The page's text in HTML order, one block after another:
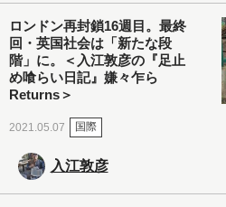
ロンドン再封鎖16週目。最終
回・英国社会は「新たな段
階」に。＜入江敦彦の『足止
め喰らい日記』嫌々乍ら
Returns＞
2021.05.07 国際
入江敦彦